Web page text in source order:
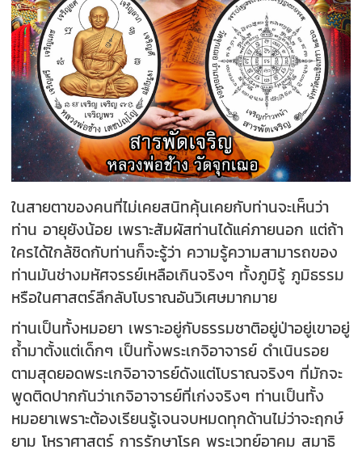
ในสายตาของคนที่ไม่เคยสนิทคุ้นเคยกับท่านจะเห็นว่า
ท่าน อายุยังน้อย เพราะสัมผัสท่านได้แค่ภายนอก แต่ถ้า
ใครได้ใกล้ชิดกับท่านก็จะรู้ว่า ความรู้ความสามารถของ
ท่านมันช่างมหัศจรรย์เหลือเกินจริงๆ ทั้งภูมิรู้ ภูมิธรรม
หรือในศาสตร์ลึกลับโบราณอันวิเศษมากมาย
ท่านเป็นทั้งหมอยา เพราะอยู่กับธรรมชาติอยู่ป่าอยู่เขาอยู่
ถ้ำมาตั้งแต่เด็กๆ เป็นทั้งพระเกจิอาจารย์ ดำเนินรอย
ตามสุดยอดพระเกจิอาจารย์ดังแต่โบราณจริงๆ ที่มักจะ
พูดติดปากกันว่าเกจิอาจารย์ที่เก่งจริงๆ ท่านเป็นทั้ง
หมอยาเพราะต้องเรียนรู้เจนจบหมดทุกด้านไม่ว่าจะฤกษ์
ยาม โหราศาสตร์ การรักษาโรค พระเวทย์อาคม สมาธิ